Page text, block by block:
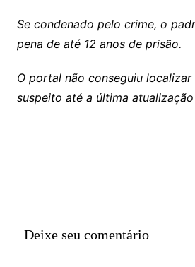
Se condenado pelo crime, o
pena de até 12 anos de prisão.
O portal não conseguiu localizar
suspeito até a última
Deixe seu comentário